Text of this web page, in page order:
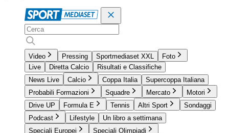
Video Pressing Sportmediaset XXL
Foto
Live
Diretta Calcio
Risultati e Classifiche
News Live
Calcio Coppa Italia
Supercoppa Italiana
Probabili Formazioni
Squadre Mercato
Motori
Drive UP
Formula E Tennis Altri Sport
Sondaggi
Podcast
Lifestyle
Un libro a settimana
Speciali Europei
Speciali Olimpiadi